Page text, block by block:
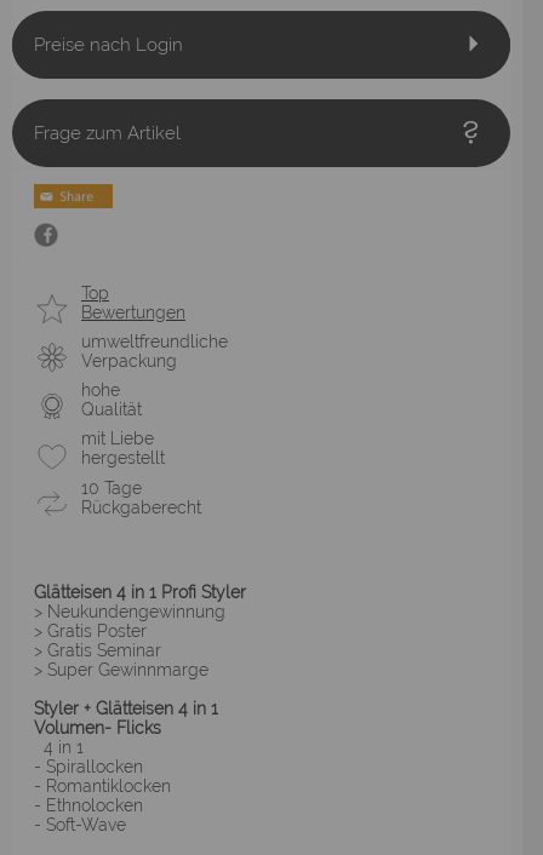
Preise nach Login
Frage zum Artikel
Top
Bewertungen
umweltfreundliche
Verpackung
hohe
Qualität
mit Liebe
hergestellt
10 Tage
Rückgaberecht
Glätteisen 4 in 1 Profi Styler
> Neukundengewinnung
> Gratis Poster
> Gratis Seminar
> Super Gewinnmarge
Styler + Glätteisen 4 in 1
Volumen- Flicks
4 in 1
- Spirallocken
- Romantiklocken
- Ethnolocken
- Soft-Wave